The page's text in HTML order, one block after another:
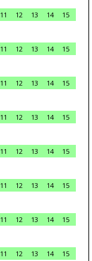
11 12 13 14
15
11 12 13 14
15
11 12 13 14
15
11 12 13 14
15
11 12 13 14
15
11 12 13 14
15
11 12 13 14
15
11 12 13 14
15